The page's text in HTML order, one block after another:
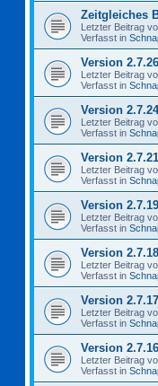
Zeitgleiches
Letzter Beitrag
Verfasst in
Version 2.7.26
Letzter Beitrag
Verfasst in
Version 2.7.24
Letzter Beitrag
Verfasst in
Version 2.7.21
Letzter Beitrag
Verfasst in
Version 2.7.19
Letzter Beitrag
Verfasst in
Version 2.7.18
Letzter Beitrag
Verfasst in
Version 2.7.17
Letzter Beitrag
Verfasst in
Version 2.7.16
Letzter Beitrag
Verfasst in